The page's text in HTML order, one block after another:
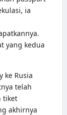
ia
yang kedua
ke Rusia
telah
tiket
akhirnya